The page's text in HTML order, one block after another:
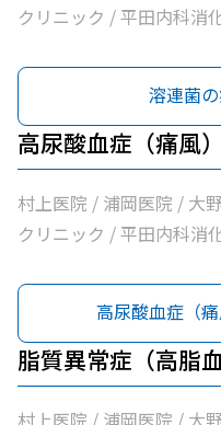
クリニック / 平田内科消
法人北斗会大洲中央病院
溶連菌
高尿酸血症（痛風
村上医院 / 浦岡医院 / 大
クリニック / 平田内科消
法人北斗会大洲中央病院
高尿酸血症（
脂質異常症（高脂
村上医院 / 浦岡医院 / 大